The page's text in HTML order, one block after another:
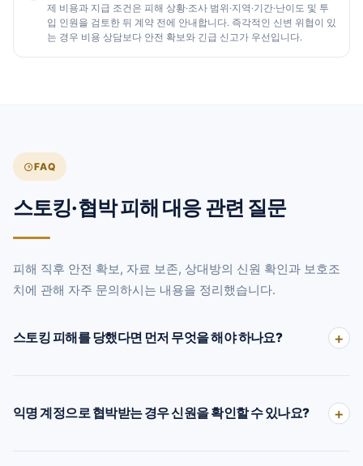
제 비용과 지급 조건은 피해 상황·조사 범위·지역·기간·난이도 및 투
입 인원을 검토한 뒤 계약 전에 안내합니다. 즉각적인 신변 위협이 있
는 경우 비용 상담보다 안전 확보와 긴급 신고가 우선입니다.
FAQ
스토킹·협박 피해 대응 관련 질문
피해 직후 안전 확보, 자료 보존, 상대방의 신원 확인과 보호조
치에 관해 자주 문의하시는 내용을 정리했습니다.
스토킹 피해를 당했다면 먼저 무엇을 해야 하나요?
익명 계정으로 협박받는 경우 신원을 확인할 수 있나요?